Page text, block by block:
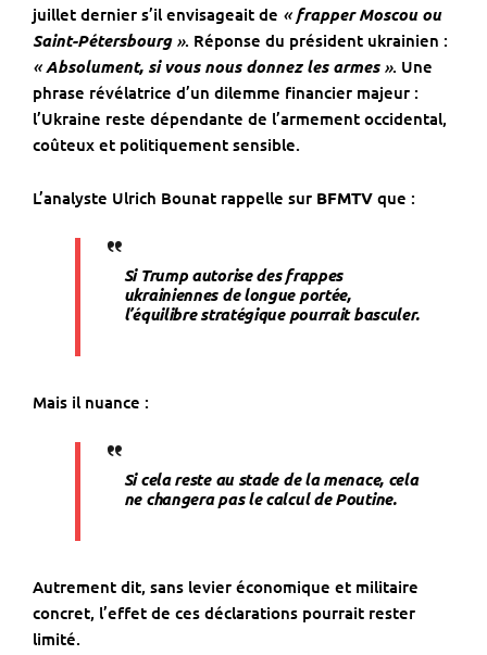
juillet dernier s’il envisageait de « frapper Moscou ou
Saint-Pétersbourg». Réponse du président ukrainien :
« Absolument, si vous nous donnez les armes». Une
phrase révélatrice d’un dilemme financier majeur :
l’Ukraine reste dépendante de l’armement occidental,
coûteux et politiquement sensible.
L’analyste Ulrich Bounat rappelle sur BFMTV que :
Si Trump autorise des frappes
ukrainiennes de longue portée,
l’équilibre stratégique pourrait basculer.
Mais il nuance :
Si cela reste au stade de la menace, cela
ne changera pas le calcul de Poutine.
Autrement dit, sans levier économique et militaire
concret, l’effet de ces déclarations pourrait rester
limité.